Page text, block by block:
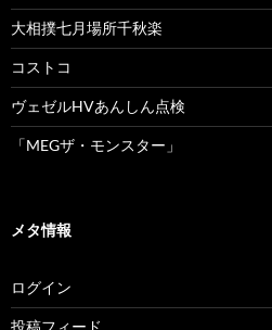
大相撲七月場所千秋楽
コストコ
ヴェゼルHVあんしん点検
「MEGザ・モンスター」
メタ情報
ログイン
投稿フィード